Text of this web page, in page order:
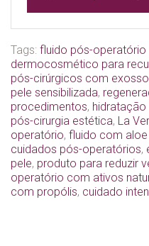
Tags: fluido pós-
dermocosmético para
pós-cirúrgicos com
pele sensibilizada,
procedimentos,
pós-cirurgia estética, La
operatório, fluido com
cuidados pós-operatórios,
pele, produto para reduzir
operatório com ativos
com propólis, cuidado